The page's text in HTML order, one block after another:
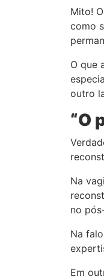
Mito!
como
O que
outro
“O
Na
no
Na
Em